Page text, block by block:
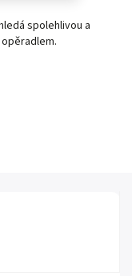
spolehlivou a